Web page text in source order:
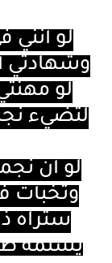
لو
وشهادتي
لو
لتُضيء
لو أنّ
ستراه
يشتمّه